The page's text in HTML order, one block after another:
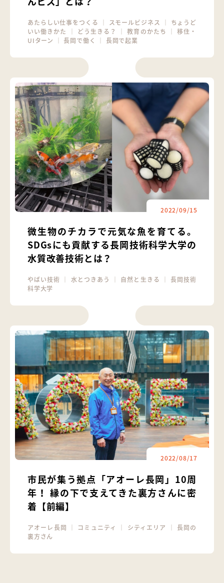
あたらしい仕事をつくる ｜ スモールビジネス ｜ ちょうど
いい働きかた
｜ どう生きる？ ｜教育のかたち ｜移住・
UIターン
｜長岡で働く ｜ 長岡で起業
2022/09/15
微生物のチカラで元気な魚を育てる。
SDGsにも貢献する長岡技術科学大学の
水質改善技術とは？
やばい技術 ｜ 水とつきあう ｜ 自然と生きる ｜ 長岡技術
科学大学
2022/08/17
市民が集う拠点「アオーレ長岡」10周
年！ 縁の下で支えてきた裏方さんに密
着【前編】
アオーレ長岡 ｜ コミュニティ ｜ シティエリア ｜ 長岡の
裏方さん